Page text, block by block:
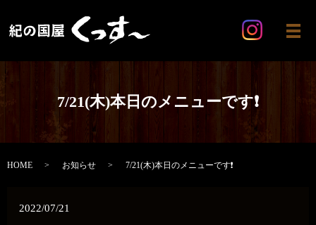
メ
7/21(木)本日のメニューです❗
HOME お知らせ 7/21(木)本日のメニューです❗
2022/07/21